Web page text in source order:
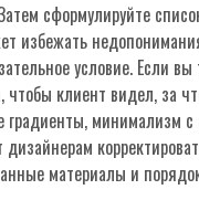
сформулируйте
избежать
условие. Если
чтобы клиент видел, за
минимализм
материалы и